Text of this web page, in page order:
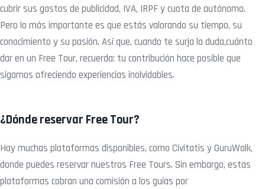
cubrir sus gastos de publicidad, IVA, IRPF y cuota de autónomo.
Pero lo más importante es que estás valorando su tiempo, su
conocimiento y su pasión. Así que, cuando te surja la duda,cuánto
dar en un Free Tour, recuerda: tu contribución hace posible que
sigamos ofreciendo experiencias inolvidables.
¿Dónde reservar Free Tour?
Hay muchas plataformas disponibles, como Civitatis y GuruWalk,
donde puedes reservar nuestros Free Tours. Sin embargo, estas
plataformas cobran una comisión a los guías por